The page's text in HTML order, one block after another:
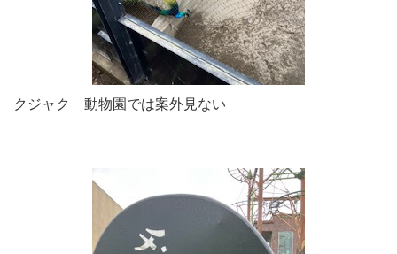
クジャク 動物園では案外見ない